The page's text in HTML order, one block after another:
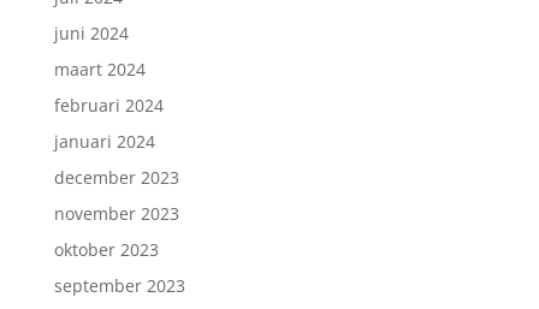
juni 2024
maart 2024
februari 2024
januari 2024
december 2023
november 2023
oktober 2023
september 2023